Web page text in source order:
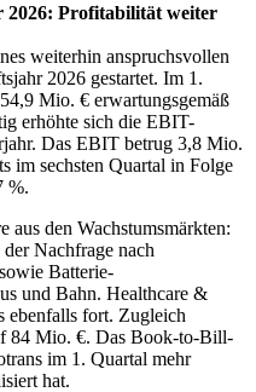
2026: Profitabilität weiter
weiterhin anspruchsvollen
2026 gestartet. Im 1.
Mio. € erwartungsgemäß
erhöhte sich die EBIT-
Das EBIT betrug 3,8 Mio.
im sechsten Quartal in Folge
%.
aus den Wachstumsmärkten:
Nachfrage nach
Batterie-
und Bahn. Healthcare &
ebenfalls fort. Zugleich
84 Mio. €. Das Book-to-Bill-
im 1. Quartal mehr
hat.